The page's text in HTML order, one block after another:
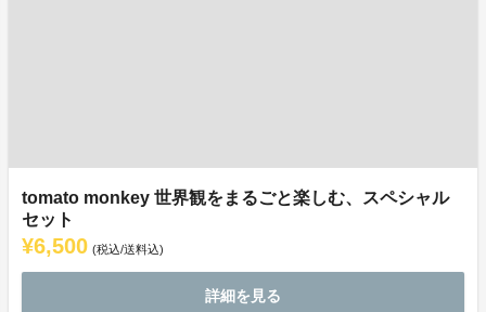
tomato monkey 世界観をまるごと楽しむ、スペシャル
セット
¥6,500 (税込/送料込)
詳細を見る